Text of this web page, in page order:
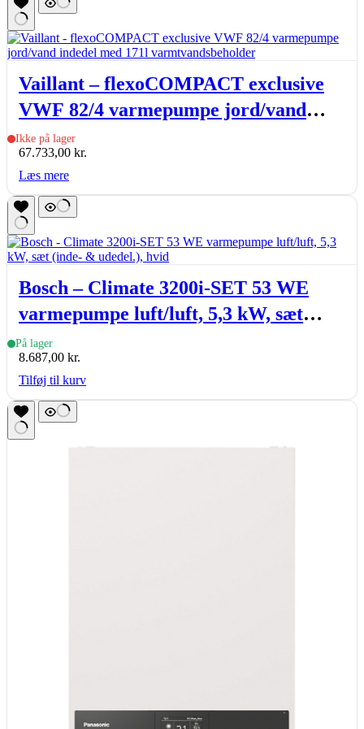
Vaillant – flexoCOMPACT exclusive
VWF 82/4 varmepumpe jord/vand
indedel med 171l varmtvandsbeholder
Ikke på lager
67.733,00 kr.
Læs mere
Bosch – Climate 3200i-SET 53 WE
varmepumpe luft/luft, 5,3 kW, sæt
(inde- & udedel.), hvid
På lager
8.687,00 kr.
Tilføj til kurv